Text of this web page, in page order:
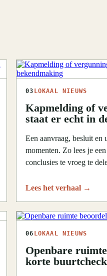
03 LOKAAL NIEUWS
Kapmelding of
staat er echt in
Een aanvraag, besluit
momenten. Zo lees je
conclusies te vroeg te
Lees het verhaal →
06 LOKAAL NIEUWS
Openbare
korte